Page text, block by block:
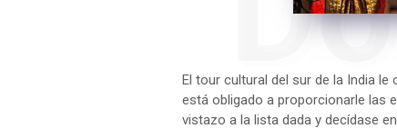
El tour cultural del sur de la India
está obligado a proporcionarle las
vistazo a la lista dada y decídase